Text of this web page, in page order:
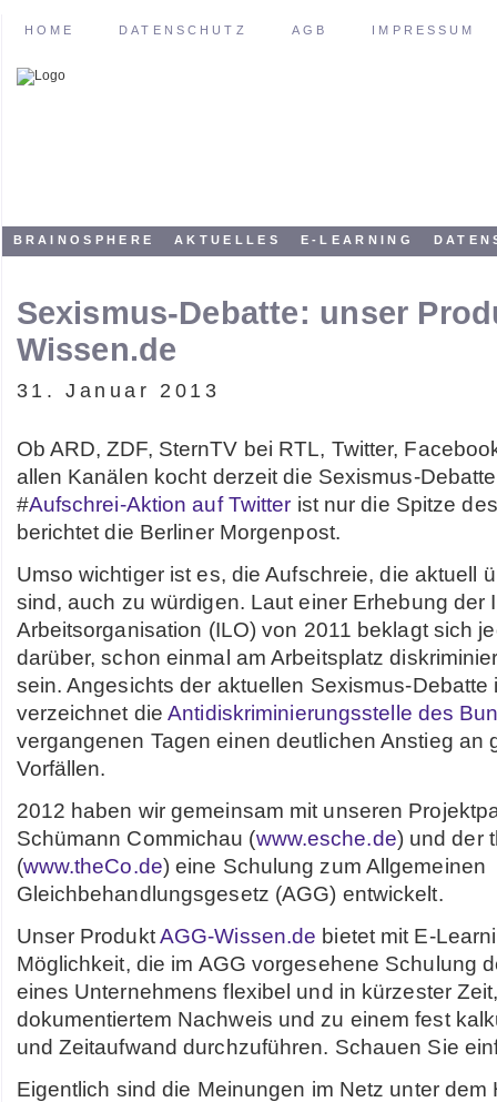
HOME DATENSCHUTZ AGB IMPRESSUM
BRAINOSPHERE AKTUELLES E-LEARNING
Sexismus-Debatte: unser
Wissen.de
31. Januar 2013
Ob ARD, ZDF, SternTV bei RTL, Twitter,
allen Kanälen kocht derzeit die Sexismus-
#Aufschrei-Aktion auf Twitter ist nur die Spitze
berichtet die Berliner Morgenpost.
Umso wichtiger ist es, die Aufschreie, die aktuell
sind, auch zu würdigen. Laut einer Erhebung der
Arbeitsorganisation (ILO) von 2011 beklagt sich
darüber, schon einmal am Arbeitsplatz
sein. Angesichts der aktuellen Sexismus-Debatte
verzeichnet dieAntidiskriminierungsstelle des
vergangenen Tagen einen deutlichen Anstieg an
Vorfällen.
2012 haben wir gemeinsam mit unseren
Schümann Commichau (www.esche.de) und der
(www.theCo.de) eine Schulung zum Allgemeinen
Gleichbehandlungsgesetz (AGG) entwickelt.
Unser ProduktAGG-Wissen.de bietet mit E-
Möglichkeit, die im AGG vorgesehene Schulung
eines Unternehmens flexibel und in kürzester
dokumentiertem Nachweis und zu einem fest
und Zeitaufwand durchzuführen. Schauen Sie
Eigentlich sind die Meinungen im Netz unter dem